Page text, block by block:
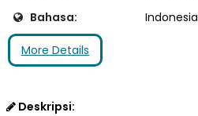
Bahasa:
Indonesia
More Details
Deskripsi: